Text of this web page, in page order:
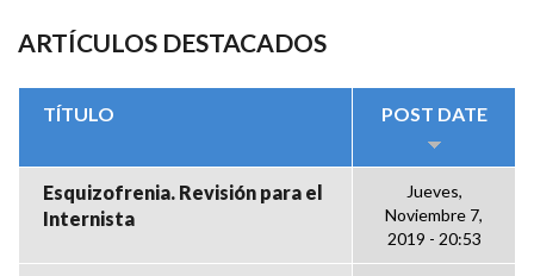
ARTÍCULOS DESTACADOS
TÍTULO POST DATE
Esquizofrenia. Revisión para el
Internista
Jueves,
Noviembre 7,
2019 - 20:53